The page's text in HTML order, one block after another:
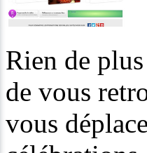
Rien de
de vous
vous